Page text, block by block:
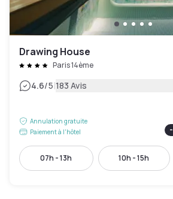
Drawing House
Paris 14ème
4.6/5|183 Avis
Annulation gratuite
Paiement à l'hôtel
-
07h - 13h 10h - 15h